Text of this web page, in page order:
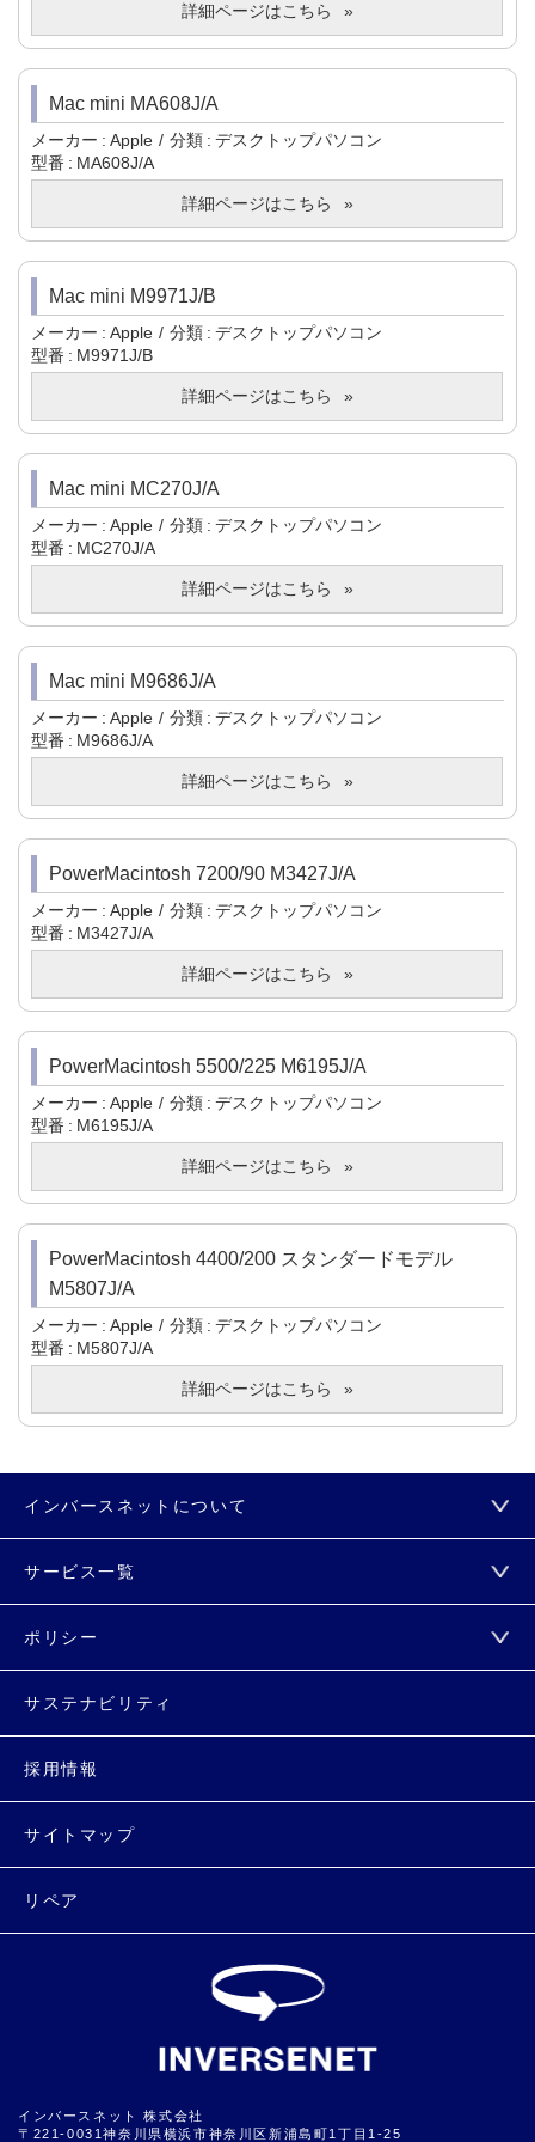
詳細ページはこちら
Mac mini MA608J/A
メーカー Apple 分類
デスクトップパソコン
型番
MA608J/A
詳細ページはこちら
Mac mini M9971J/B
メーカー Apple 分類
デスクトップパソコン
型番
M9971J/B
詳細ページはこちら
Mac mini MC270J/A
メーカー Apple 分類
デスクトップパソコン
型番
MC270J/A
詳細ページはこちら
Mac mini M9686J/A
メーカー Apple 分類
デスクトップパソコン
型番
M9686J/A
詳細ページはこちら
PowerMacintosh 7200/90 M3427J/A
メーカー Apple 分類
デスクトップパソコン
型番
M3427J/A
詳細ページはこちら
PowerMacintosh 5500/225 M6195J/A
メーカー Apple 分類
デスクトップパソコン
型番
M6195J/A
詳細ページはこちら
PowerMacintosh 4400/200 スタンダードモデル
M5807J/A
メーカー Apple 分類
デスクトップパソコン
型番
M5807J/A
詳細ページはこちら
インバースネットについて
サービス一覧
ポリシー
サステナビリティ
採用情報
サイトマップ
リペア
インバースネット 株式会社
〒221-0031神奈川県横浜市神奈川区新浦島町1丁目1-25